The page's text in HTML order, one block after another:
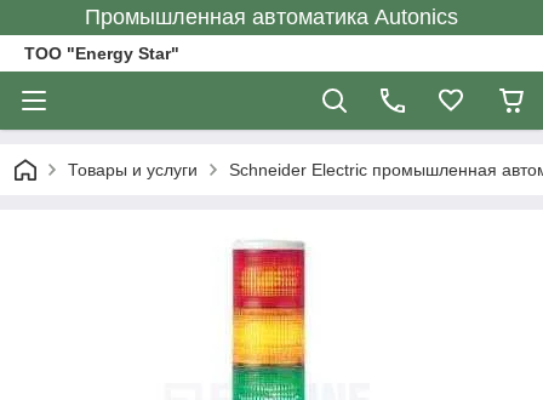
Промышленная автоматика Autonics
ТОО "Energy Star"
Товары и услуги Schneider Electric промышленная